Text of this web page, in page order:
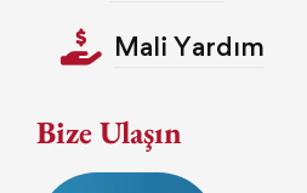
Mali Yardım
Bize Ulaşın